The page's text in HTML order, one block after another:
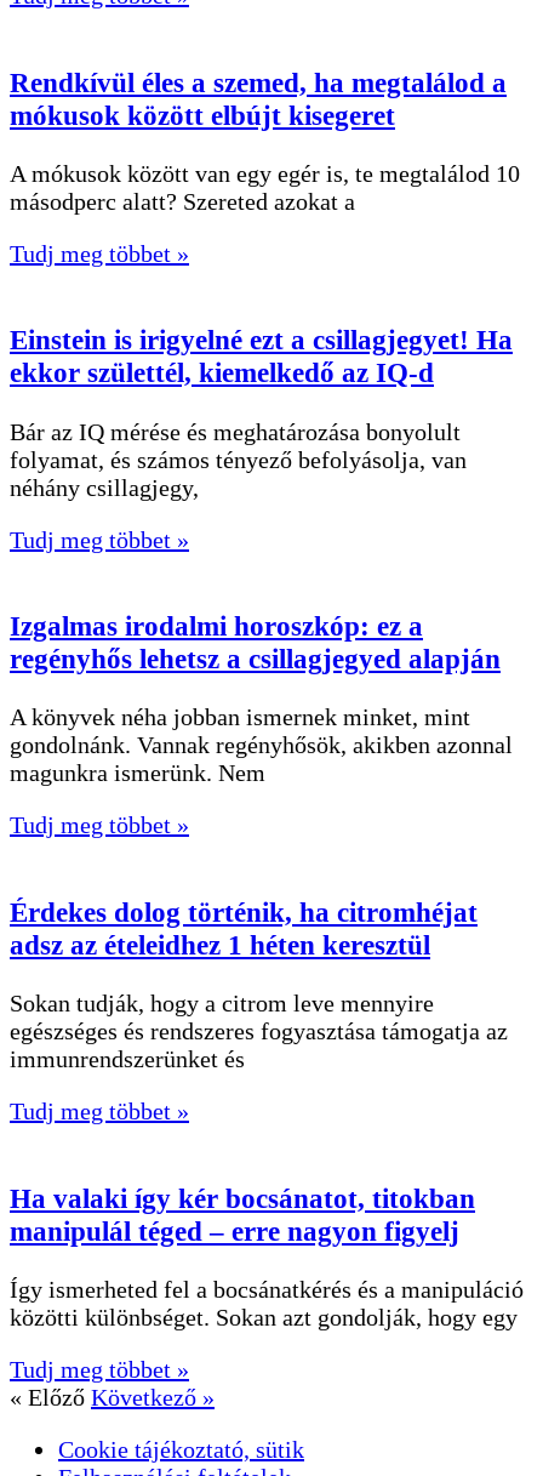
Rendkívül éles a szemed, ha megtalálod a
mókusok között elbújt kisegeret
A mókusok között van egy egér is, te megtalálod 10
másodperc alatt? Szereted azokat a
Tudj meg többet »
Einstein is irigyelné ezt a csillagjegyet! Ha
ekkor születtél, kiemelkedő az IQ-d
Bár az IQ mérése és meghatározása bonyolult
folyamat, és számos tényező befolyásolja, van
néhány csillagjegy,
Tudj meg többet »
Izgalmas irodalmi horoszkóp: ez a
regényhős lehetsz a csillagjegyed alapján
A könyvek néha jobban ismernek minket, mint
gondolnánk. Vannak regényhősök, akikben azonnal
magunkra ismerünk. Nem
Tudj meg többet »
Érdekes dolog történik, ha citromhéjat
adsz az ételeidhez 1 héten keresztül
Sokan tudják, hogy a citrom leve mennyire
egészséges és rendszeres fogyasztása támogatja az
immunrendszerünket és
Tudj meg többet »
Ha valaki így kér bocsánatot, titokban
manipulál téged – erre nagyon figyelj
Így ismerheted fel a bocsánatkérés és a manipuláció
közötti különbséget. Sokan azt gondolják, hogy egy
Tudj meg többet »
« Előző Következő »
Cookie tájékoztató, sütik